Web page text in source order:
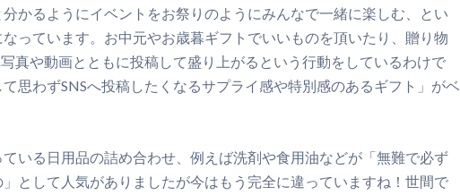
かるようにイベントをお祭りのようにみんなで一緒に楽しむ、とい
っています。お中元やお歳暮ギフトでいいものを頂いたり、贈り物
真や動画とともに投稿して盛り上がるという行動をしているわけで
思わずSNSへ投稿したくなるサプライ感や特別感のあるギフト」がベ
いる日用品の詰め合わせ、例えば洗剤や食用油などが「無難で必ず
として人気がありましたが今はもう完全に違っていますね！世間で